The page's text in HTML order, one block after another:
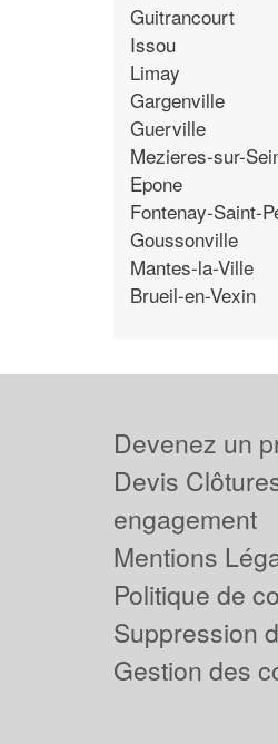
Guitrancourt
Issou
Limay
Gargenville
Guerville
Mezieres-sur-
Epone
Fontenay-Saint-
Goussonville
Mantes-la-Ville
Brueil-en-Vexin
Devenez un
Devis
engagement
Mentions
Politique de
Suppression
Gestion des